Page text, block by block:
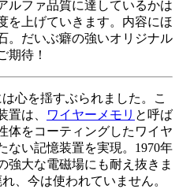
ルファ品質に達しているかは
上げていきます。内容にほ
。だいぶ癖の強いオリジナル
期待！
は心を揺すぶられました。こ
置は、
ワイヤーメモリ と呼ば
体をコーティングしたワイヤ
ない記憶装置を実現。1970年
強大な電磁場にも耐え抜きま
、今は使われていません。